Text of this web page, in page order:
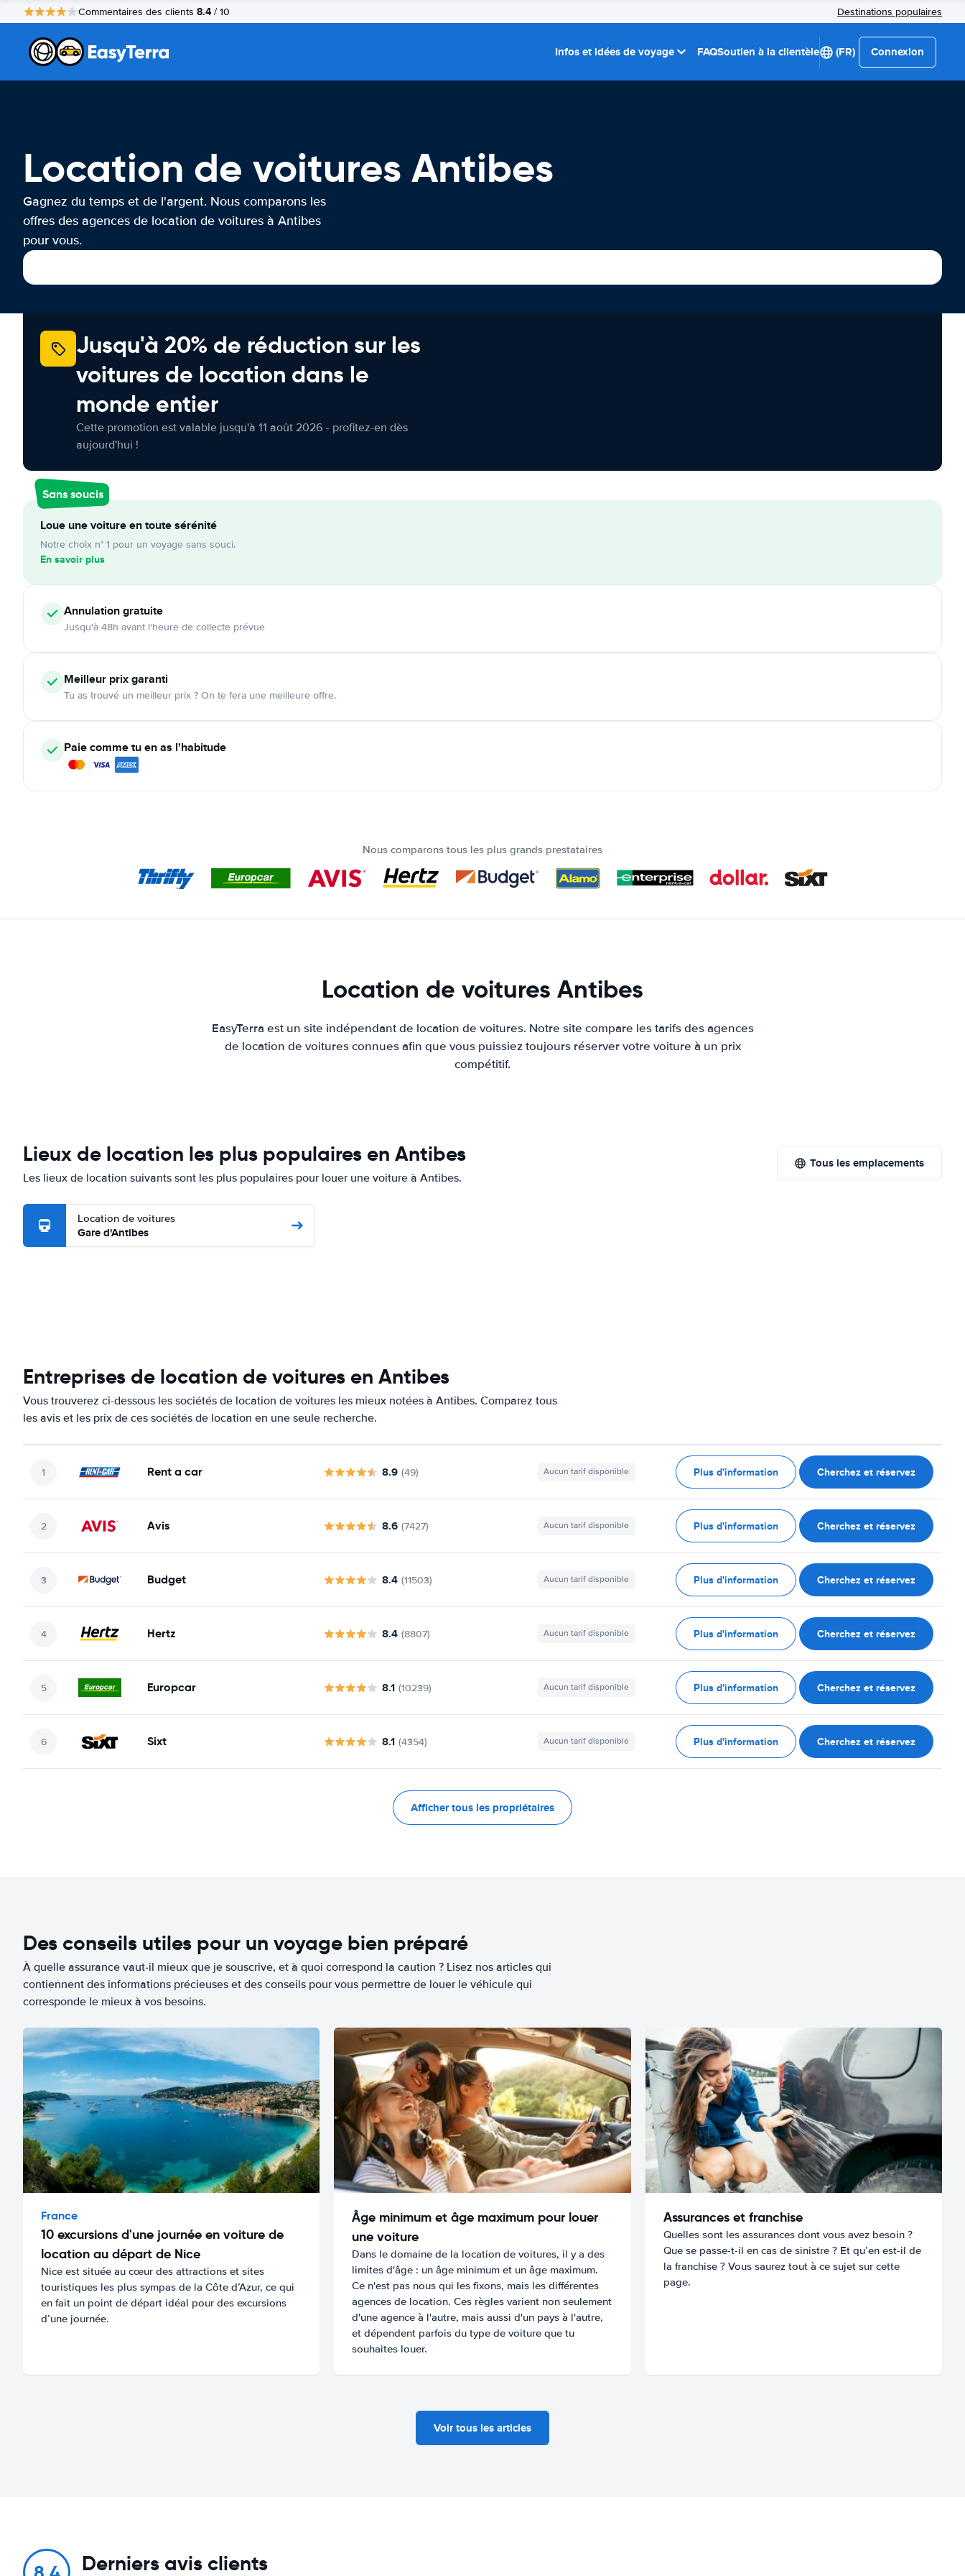
Commentaires des clients 8.4 / 10 Destinations populaires
Infos et idées de voyage FAQSoutien à la clientèle (FR) Connexion
Location de voitures Antibes
Gagnez du temps et de l'argent. Nous comparons les
offres des agences de location de voitures à Antibes
pour vous.
Jusqu'à 20% de réduction sur les
voitures de location dans le
monde entier
Cette promotion est valable jusqu'à 11 août 2026 - profitez-en dès
aujourd'hui !
Sans soucis
Loue une voiture en toute sérénité
Notre choix n° 1 pour un voyage sans souci.
En savoir plus
Annulationgratuite
Jusqu'à 48h avant l'heure de collecte prévue
Meilleur prix garanti
Tu as trouvé un meilleur prix ? On te fera une meilleure offre.
Paie comme tu en as l'habitude
Nous comparons tous les plus grands prestataires
Location de voitures Antibes
EasyTerra est un site indépendant de location de voitures. Notre site compare les tarifs des agences
de location de voitures connues afin que vous puissiez toujours réserver votre voiture à un prix
compétitif.
Lieux de location les plus populaires en Antibes
Les lieux de location suivants sont les plus populaires pour louer une voiture à Antibes.
Tous les emplacements
Location de voitures
Gare d'Antibes
Entreprises de location de voitures en Antibes
Vous trouverez ci-dessous les sociétés de location de voitures les mieux notées à Antibes. Comparez tous
les avis et les prix de ces sociétés de location en une seule recherche.
Rent a car 8.9 (49) Aucun tarif disponible Plus d'information Cherchez et réservez
Avis 8.6 (7427) Aucun tarif disponible Plus d'information Cherchez et réservez
Budget 8.4 (11503) Aucun tarif disponible Plus d'information Cherchez et réservez
Hertz 8.4 (8807) Aucun tarif disponible Plus d'information Cherchez et réservez
Europcar 8.1 (10239) Aucun tarif disponible Plus d'information Cherchez et réservez
Sixt 8.1 (4354) Aucun tarif disponible Plus d'information Cherchez et réservez
Afficher tous les propriétaires
Des conseils utiles pour un voyage bien préparé
À quelle assurance vaut-il mieux que je souscrive, et à quoi correspond la caution ? Lisez nos articles qui
contiennent des informations précieuses et des conseils pour vous permettre de louer le véhicule qui
corresponde le mieux à vos besoins.
France
10 excursions d'une journée en voiture de
location au départ de Nice
Nice est située au cœur des attractions et sites
touristiques les plus sympas de la Côte d’Azur, ce qui
en fait un point de départ idéal pour des excursions
d’une journée.
Âge minimum et âge maximum pour louer
une voiture
Dans le domaine de la location de voitures, il y a des
limites d'âge : un âge minimum et un âge maximum.
Ce n'est pas nous qui les fixons, mais les différentes
agences de location. Ces règles varient non seulement
d'une agence à l'autre, mais aussi d'un pays à l'autre,
et dépendent parfois du type de voiture que tu
souhaites louer.
Assurances et franchise
Quelles sont les assurances dont vous avez besoin ?
Que se passe-t-il en cas de sinistre ? Et qu’en est-il de
la franchise ? Vous saurez tout à ce sujet sur cette
page.
Voir tous les articles
Derniers avis clients